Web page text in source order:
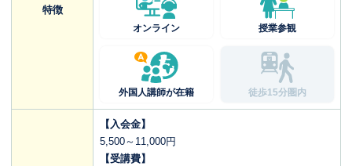
特徴
オンライン 授業参観
外国人講師が在籍 徒歩15分圏内
【入会金】
5,500～11,000円
【受講費】